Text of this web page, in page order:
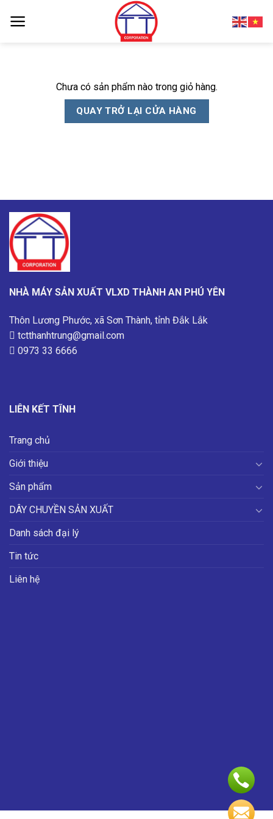
Chưa có sản phẩm nào trong giỏ hàng.
QUAY TRỞ LẠI CỬA HÀNG
NHÀ MÁY SẢN XUẤT VLXD THÀNH AN PHÚ YÊN
Thôn Lương Phước, xã Sơn Thành, tỉnh Đắk Lắk
tctthanhtrung@gmail.com
0973 33 6666
LIÊN KẾT TĨNH
Trang chủ
Giới thiệu
Sản phẩm
DÂY CHUYỀN SẢN XUẤT
Danh sách đại lý
Tin tức
Liên hệ